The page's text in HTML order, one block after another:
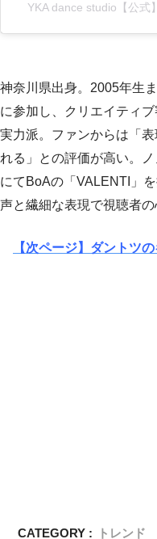
YKA dance studio【公式
神奈川県出身。2005年生
に参加し、クリエイティ
実力派。ファンからは「
れる」との評価が高い。
にてBoAの「VALENTI」
声と繊細な表現で視聴者の
【次ページ】ダントツ
CATEGORY : トレンド